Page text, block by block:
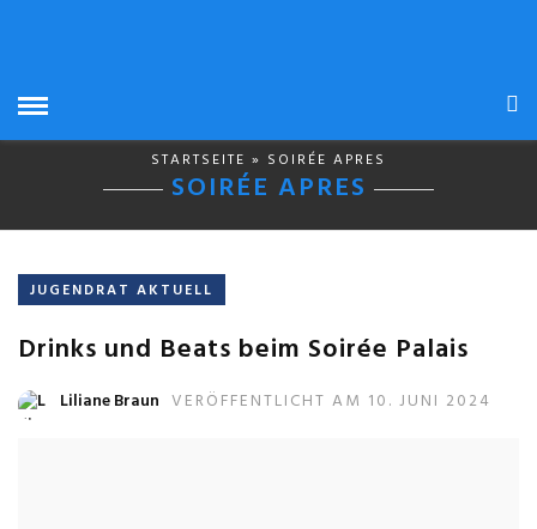
STARTSEITE » SOIRÉE APRES
SOIRÉE APRES
JUGENDRAT AKTUELL
Drinks und Beats beim Soirée Palais
Liliane Braun VERÖFFENTLICHT AM 10. JUNI 2024